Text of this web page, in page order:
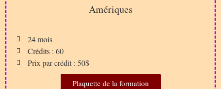
Amériques
24 mois
Crédits : 60
Prix par crédit : 50$
Plaquette de la formation